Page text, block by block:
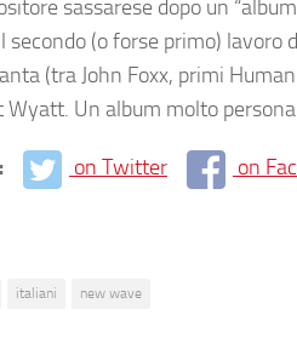
sassarese dopo un
(o forse primo) lavoro
(tra John Foxx, primi
Wyatt. Un album molto
on Twitter on
italiani new wave